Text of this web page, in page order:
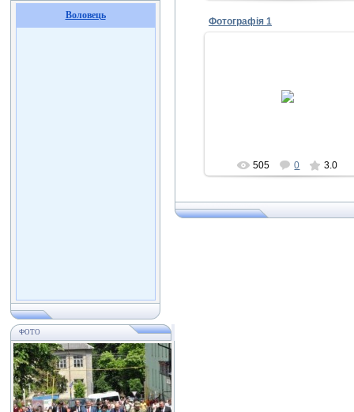
Воловець
ФОТО
Фотографія 1
505 0 3.0